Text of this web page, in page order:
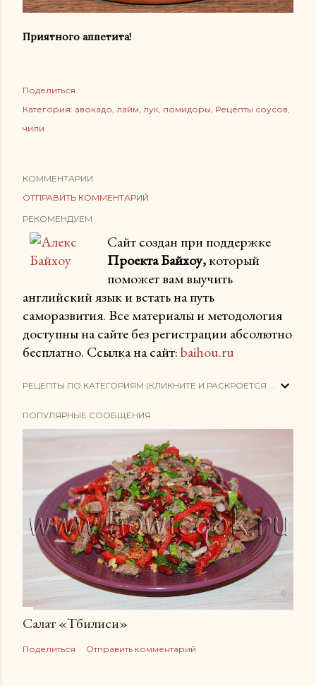
Приятного аппетита!
Поделиться
Категория: авокадо лайм лук помидоры Рецепты соусов
чили
КОММЕНТАРИИ
ОТПРАВИТЬ КОММЕНТАРИЙ
РЕКОМЕНДУЕМ
Сайт создан при поддержке
Проекта Байхоу,который
поможет вам выучить
английский язык и встать на путь
саморазвития. Все материалы и методология
доступны на сайте без регистрации абсолютно
бесплатно. Ссылка на сайт:baihou.ru
РЕЦЕПТЫ ПО КАТЕГОРИЯМ (КЛИКНИТЕ И РАСКРОЕТСЯ СПИСОК)
ПОПУЛЯРНЫЕ СООБЩЕНИЯ
Салат «Тбилиси»
Поделиться Отправить комментарий